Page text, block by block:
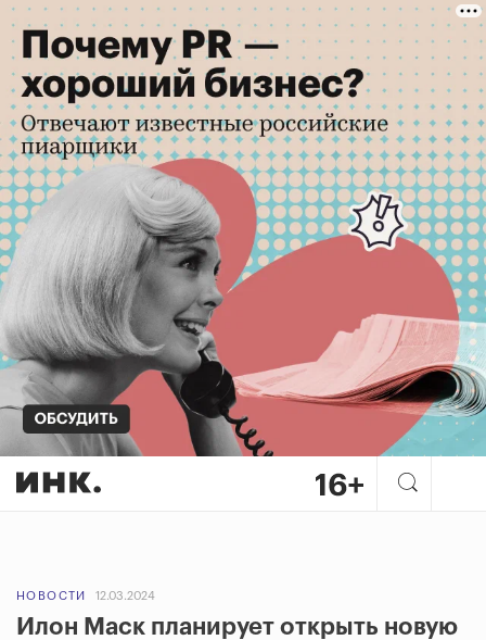
НОВОСТИ 12.03.2024
Илон Маск планирует открыть новую